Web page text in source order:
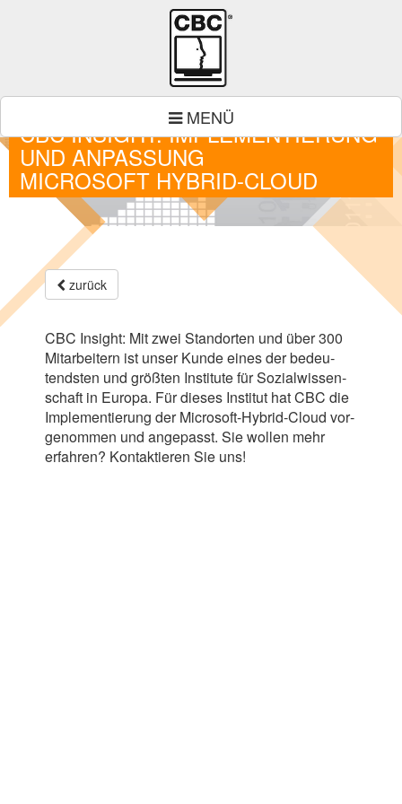
MENÜ
CBC INSIGHT: IMPLEMENTIERUNG
UND ANPASSUNG
MICROSOFT HYBRID-CLOUD
zurück
CBC Insight: Mit zwei Stand­or­ten und über300
Mit­ar­bei­tern ist unser Kunde eines der bedeu­
tends­ten und größ­ten Insti­tute für Sozi­al­wis­sen­
schaft in Europa. Für die­ses Insti­tut hatCBC die
Imple­men­tie­rung der Microsoft-​​Hybrid-​​Cloud vor­
ge­nom­men und ange­passt. Sie wol­len mehr
erfah­ren? Kon­tak­tie­ren Sie uns!